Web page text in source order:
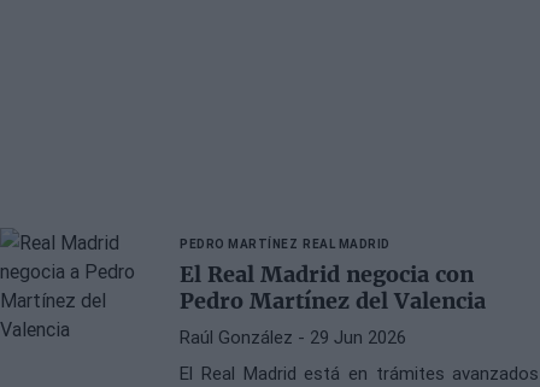
PEDRO MARTÍNEZ REAL MADRID
El Real Madrid negocia con
Pedro Martínez del Valencia
Raúl González - 29 Jun 2026
El Real Madrid está en trámites avanzados